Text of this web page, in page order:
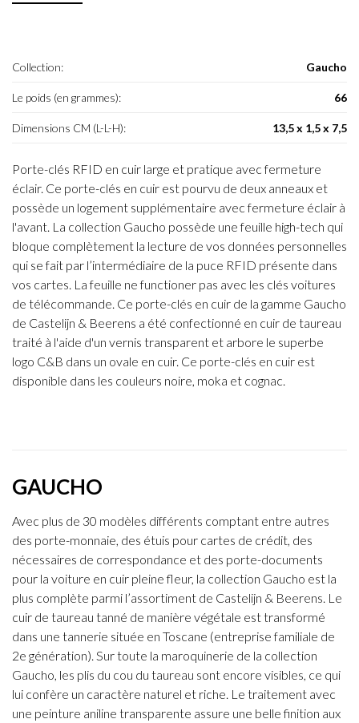
Collection: Gaucho
Le poids (en grammes): 66
Dimensions CM (L-L-H): 13,5 x 1,5 x 7,5
Porte-clés RFID en cuir large et pratique avec fermeture
éclair. Ce porte-clés en cuir est pourvu de deux anneaux et
possède un logement supplémentaire avec fermeture éclair à
l'avant. La collection Gaucho possède une feuille high-tech qui
bloque complètement la lecture de vos données personnelles
qui se fait par l’intermédiaire de la puce RFID présente dans
vos cartes. La feuille ne functioner pas avec les clés voitures
de télécommande. Ce porte-clés en cuir de la gamme Gaucho
de Castelijn & Beerens a été confectionné en cuir de taureau
traité à l'aide d'un vernis transparent et arbore le superbe
logo C&B dans un ovale en cuir. Ce porte-clés en cuir est
disponible dans les couleurs noire, moka et cognac.
GAUCHO
Avec plus de 30 modèles différents comptant entre autres
des porte-monnaie, des étuis pour cartes de crédit, des
nécessaires de correspondance et des porte-documents
pour la voiture en cuir pleine fleur, la collection Gaucho est la
plus complète parmi l’assortiment de Castelijn & Beerens. Le
cuir de taureau tanné de manière végétale est transformé
dans une tannerie située en Toscane (entreprise familiale de
2e génération). Sur toute la maroquinerie de la collection
Gaucho, les plis du cou du taureau sont encore visibles, ce qui
lui confère un caractère naturel et riche. Le traitement avec
une peinture aniline transparente assure une belle finition aux